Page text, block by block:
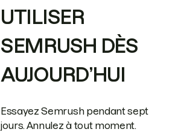
UTILISER
SEMRUSH DÈS
AUJOURD’HUI
Essayez Semrush pendant sept
jours. Annulez à tout moment.